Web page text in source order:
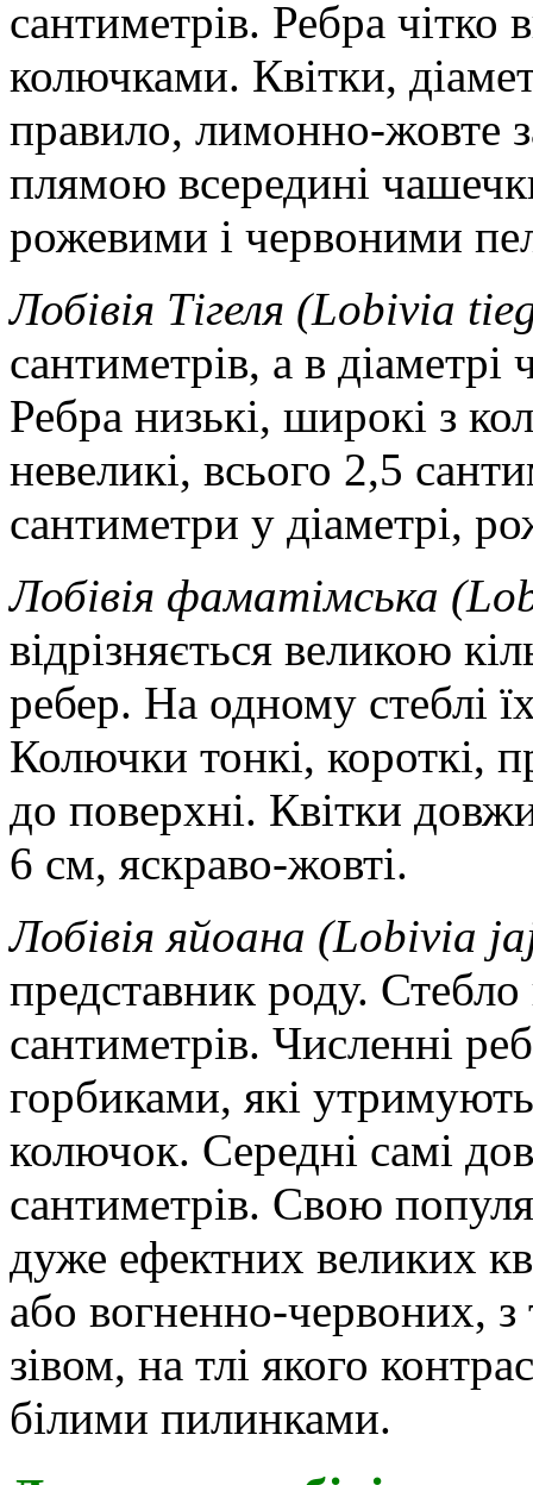
сантиметрів. Ребра чітко
колючками. Квітки,
правило, лимонно-жовте
плямою всередині
рожевими і червоними
Лобівія Тігеля (Lobivia
сантиметрів, а в
Ребра низькі, широкі з
невеликі, всього 2,5
сантиметри у діаметрі,
Лобівія фаматімська
відрізняється великою
ребер. На одному стеблі
Колючки тонкі, короткі,
до поверхні. Квітки
6 см, яскраво-жовті.
Лобівія яйоана (Lobivia
представник роду.
сантиметрів. Численні
горбиками, які
колючок. Середні самі
сантиметрів. Свою
дуже ефектних великих
або вогненно-червоних,
зівом, на тлі якого
білими пилинками.